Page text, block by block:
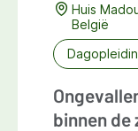
Huis
België
binnen de